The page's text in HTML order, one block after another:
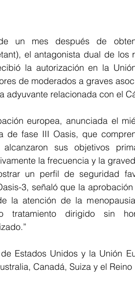
un mes después de
el antagonista dual de
la autorización en la
de moderados a graves
adyuvante relacionada con el
europea, anunciada el
de fase III Oasis, que
alcanzaron sus objetivos
la frecuencia y la
un perfil de seguridad
3, señaló que la
la atención de la
tratamiento dirigido sin
Estados Unidos y la Unión
Canadá, Suiza y el